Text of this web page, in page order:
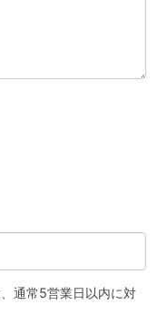
通常5営業日以内に対